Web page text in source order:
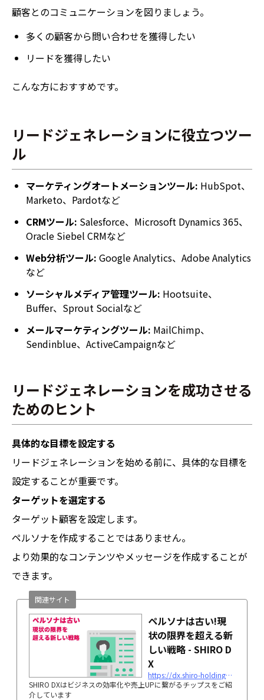
顧客とのコミュニケーションを図りましょう。
多くの顧客から問い合わせを獲得したい
リードを獲得したい
こんな方におすすめです。
リードジェネレーションに役立つツー
ル
マーケティングオートメーションツール: HubSpot、
Marketo、Pardotなど
CRMツール: Salesforce、Microsoft Dynamics 365、
Oracle Siebel CRMなど
Web分析ツール: Google Analytics、Adobe Analytics
など
ソーシャルメディア管理ツール: Hootsuite、
Buffer、Sprout Socialなど
メールマーケティングツール: MailChimp、
Sendinblue、ActiveCampaignなど
リードジェネレーションを成功させる
ためのヒント
具体的な目標を設定する
リードジェネレーションを始める前に、具体的な目標を
設定することが重要です。
ターゲットを選定する
ターゲット顧客を設定します。
ペルソナを作成することではありません。
より効果的なコンテンツやメッセージを作成することが
できます。
ペルソナは古い!現
状の限界を超える新
しい戦略 - SHIRO D
X
https://dx.shiro-holdings.co.jp/p312/
SHIRO DXはビジネスの効率化や売上UPに繋がるチップスをご紹
介しています
関連サイト